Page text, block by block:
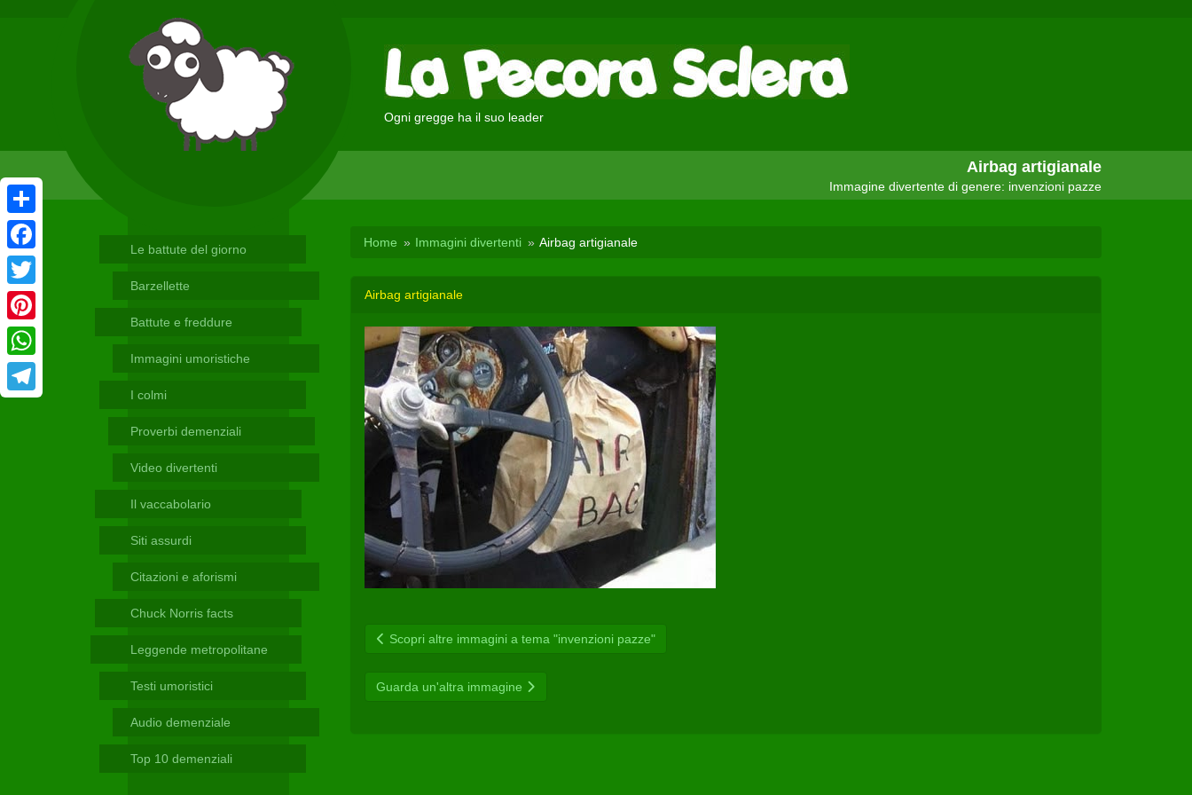
Ogni gregge ha il suo leader
Airbag artigianale
Immagine divertente di genere: invenzioni pazze
Le battute del giorno
Barzellette
Battute e freddure
Immagini umoristiche
I colmi
Proverbi demenziali
Video divertenti
Il vaccabolario
Siti assurdi
Citazioni e aforismi
Chuck Norris facts
Leggende metropolitane
Testi umoristici
Audio demenziale
Top 10 demenziali
Home Immagini divertenti Airbag artigianale
Airbag artigianale
Scopri altre immagini a tema "invenzioni pazze"
Guarda un'altra immagine
Condividi
Facebook
Twitter
Pinterest
WhatsApp